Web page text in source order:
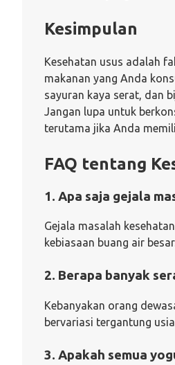
Kesimpulan
Kesehatan usus adalah
makanan yang Anda
sayuran kaya serat, dan
Jangan lupa untuk
terutama jika Anda
FAQ tentang
1. Apa saja gejala
Gejala masalah
kebiasaan buang air
2. Berapa banyak
Kebanyakan orang
bervariasi tergantung
3. Apakah semua